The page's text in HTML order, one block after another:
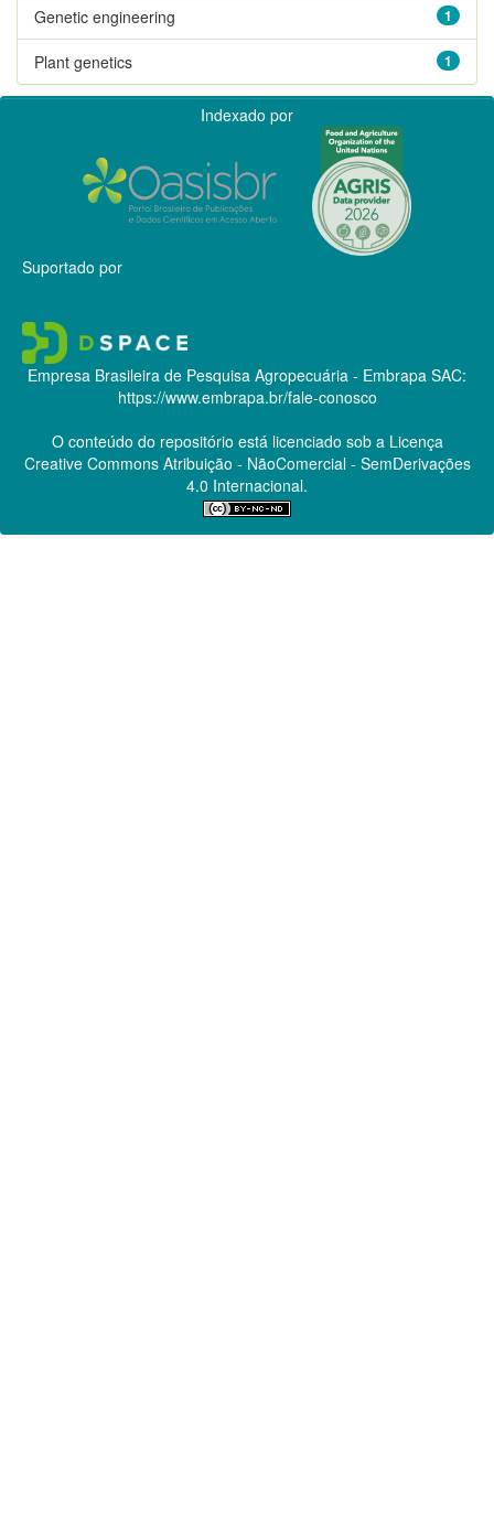
1
Genetic engineering
1
Plant genetics
Indexado por
Suportado por
Empresa Brasileira de Pesquisa Agropecuária - Embrapa SAC:
https://www.embrapa.br/fale-conosco
O conteúdo do repositório está licenciado sob a Licença
Creative CommonsAtribuição - NãoComercial - SemDerivações
4.0 Internacional.